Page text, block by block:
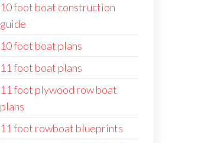
10 foot boat construction
guide
10 foot boat plans
11 foot boat plans
11 foot plywood row boat
plans
11 foot rowboat blueprints